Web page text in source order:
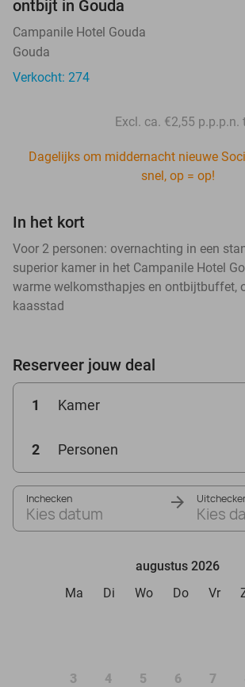
ontbijt in Gouda
Campanile Hotel Gouda
Gouda
Verkocht: 274
Excl. ca. €2,55
Dagelijks om middernacht nieuwe
snel, op = op!
In het kort
Voor 2 personen: overnachting in een
superior kamer in het Campanile Hotel
warme welkomsthapjes en ontbijtbuffet,
kaasstad
Reserveer jouw deal
1 Kamer
2 Personen
Inchecken
Kies datum Kies
augustus 2026
Ma
Di Wo Do Vr
3 4 5 6 7